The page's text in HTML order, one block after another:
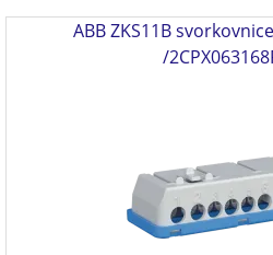
ABB ZKS11B
/